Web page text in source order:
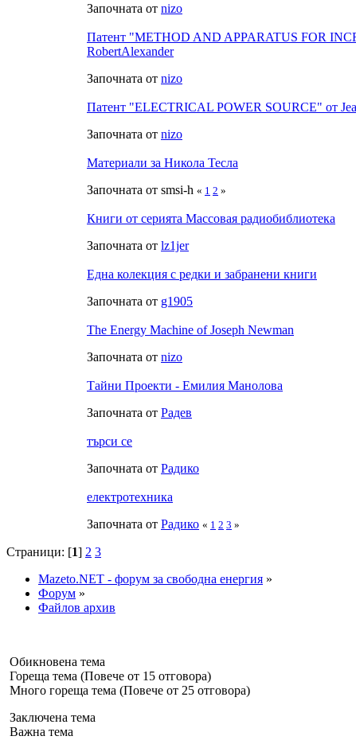
Започната от nizo
Патент "METHOD AND APPARATUS FOR
RobertAlexander
Започната от nizo
Патент "ELECTRICAL POWER SOURCE" от
Започната от nizo
Материали за Никола Тесла
Започната от smsi-h « 1 2 »
Книги от серията Массовая радиобиблиотека
Започната от lz1jer
Една колекция с редки и забранени книги
Започната от g1905
The Energy Machine of Joseph Newman
Започната от nizo
Тайни Проекти - Емилия Манолова
Започната от Радeв
търси се
Започната от Радико
електротехника
Започната от Радико « 1 2 3 »
Страници: [1] 2 3
Mazeto.NET - форум за свободна енергия »
Форум »
Файлов архив
Обикновена тема
Гореща тема (Повече от 15 отговора)
Много гореща тема (Повече от 25 отговора)
Заключена тема
Важна тема